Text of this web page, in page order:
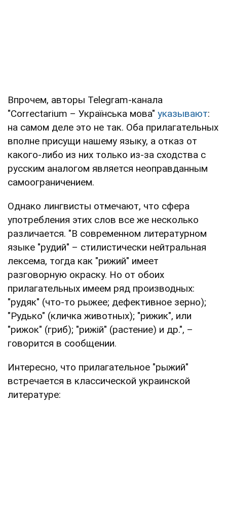
Впрочем, авторы Telegram-канала
"Correctarium – Українська мова" указывают:
на самом деле это не так. Оба прилагательных
вполне присущи нашему языку, а отказ от
какого-либо из них только из-за сходства с
русским аналогом является неоправданным
самоограничением.
Однако лингвисты отмечают, что сфера
употребления этих слов все же несколько
различается. "В современном литературном
языке "рудий" – стилистически нейтральная
лексема, тогда как "рижий" имеет
разговорную окраску. Но от обоих
прилагательных имеем ряд производных:
"рудяк" (что-то рыжее; дефективное зерно);
"Рудько" (кличка животных); "рижик", или
"рижок" (гриб); "рижій" (растение) и др.", –
говорится в сообщении.
Интересно, что прилагательное "рыжий"
встречается в классической украинской
литературе: